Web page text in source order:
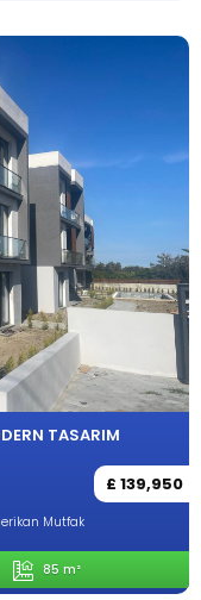
TASARIM
£ 139,950
Mutfak
85 m²